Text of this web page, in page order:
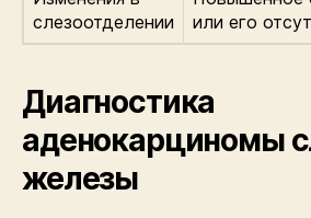
слезоотделении
или его
Диагностика
аденокарциномы
железы